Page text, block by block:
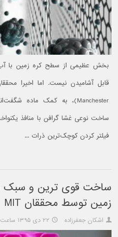
بخش عظیمی از سطح کره زمین با
ساخت نوعی غشا گرافن با منافذ
فیلتر کردن کوچک‌ترین ذرات ...
ساخت قوی ترین و سبک
زمین توسط محققان MIT
اشکان جعفرزاده ۲۲ دی ۱۳۹۵ ساعت ۱۶:۱۷